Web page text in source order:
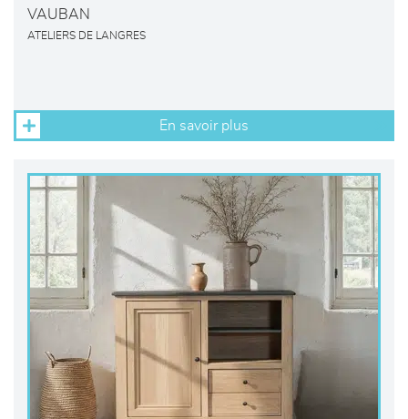
VAUBAN
ATELIERS DE LANGRES
En savoir plus